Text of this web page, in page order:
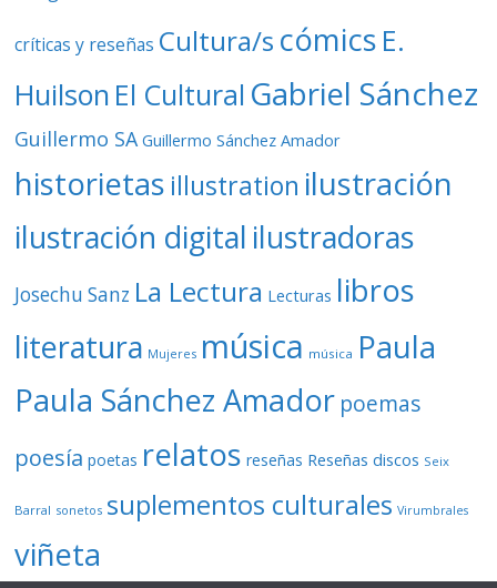
críticas y reseñas Cultura/s cómics E.
Huilson El Cultural Gabriel Sánchez
Guillermo SA Guillermo Sánchez Amador
historietas illustration ilustración
ilustración digital ilustradoras
Josechu Sanz La Lectura Lecturas libros
literatura Mujeres música música Paula
Paula Sánchez Amador poemas
poesía poetas relatos reseñas Reseñas discos Seix
Barral sonetos suplementos culturales Virumbrales
viñeta